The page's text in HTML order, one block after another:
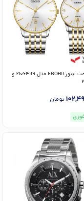
ست ساعت ایبور EBOHR مدل 21064119 و
تومان